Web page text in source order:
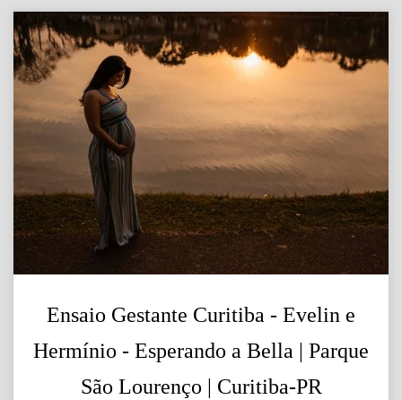
Ensaio Gestante Curitiba - Evelin e
Hermínio - Esperando a Bella | Parque
São Lourenço | Curitiba-PR